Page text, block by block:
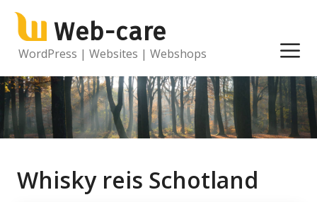
Ga
naar
Web-care
WordPress | Websites | Webshops
Whisky reis Schotland